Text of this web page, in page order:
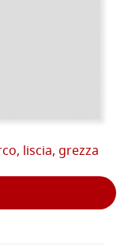
liscia, grezza